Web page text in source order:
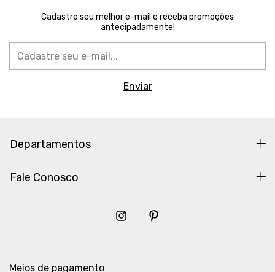
Cadastre seu melhor e-mail e receba promoções
antecipadamente!
Departamentos
Fale Conosco
Meios de pagamento